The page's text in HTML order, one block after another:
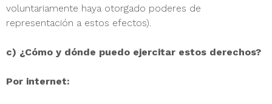
voluntariamente haya otorgado poderes de
representación a estos efectos).
c) ¿Cómo y dónde puedo ejercitar estos derechos?
Por internet: